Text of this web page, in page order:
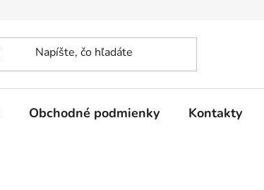
Obchodné podmienky Kontakty